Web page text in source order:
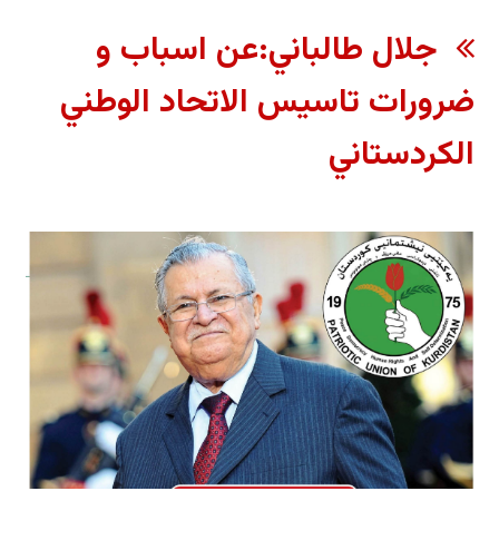
جلال طالباني:عن اسباب و
ضرورات تاسيس الاتحاد الوطني
الكردستاني